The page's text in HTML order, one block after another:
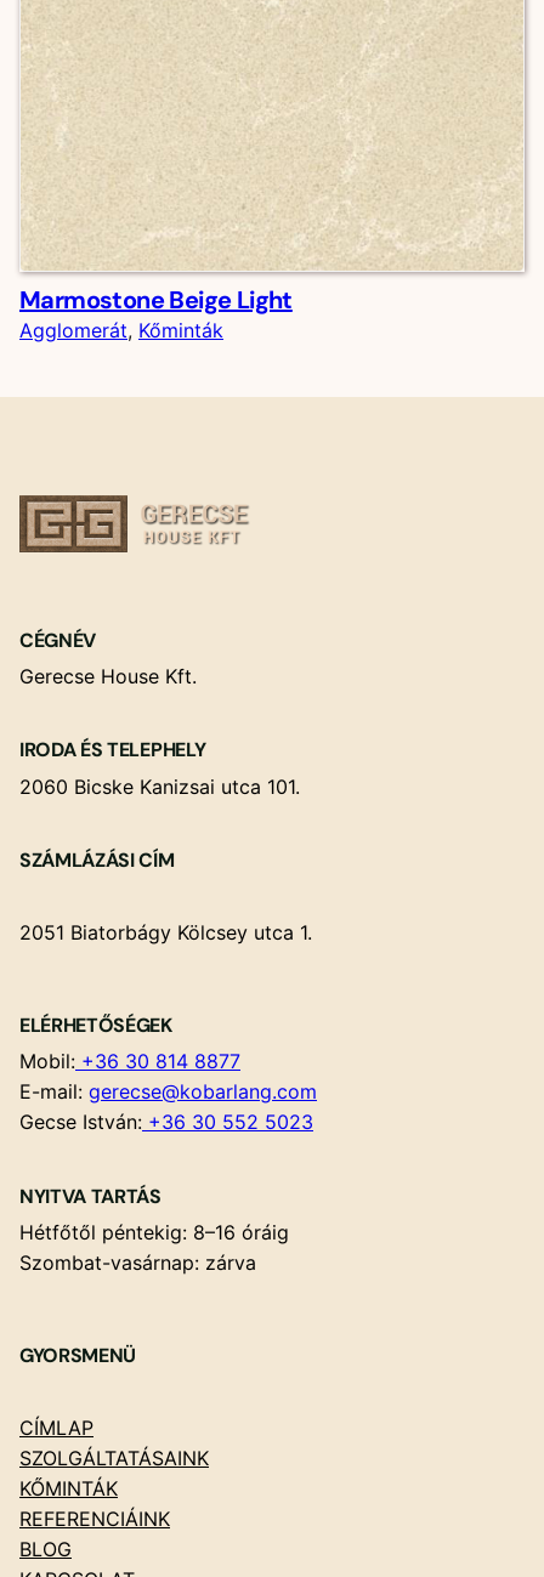
Marmostone Beige Light
Agglomerát, Kőminták
CÉGNÉV
Gerecse House Kft.
IRODA ÉS TELEPHELY
2060 Bicske Kanizsai utca 101.
SZÁMLÁZÁSI CÍM
2051 Biatorbágy Kölcsey utca 1.
ELÉRHETŐSÉGEK
Mobil: +36 30 814 8877
E-mail: gerecse@kobarlang.com
Gecse István: +36 30 552 5023
NYITVA TARTÁS
Hétfőtől péntekig: 8–16 óráig
Szombat-vasárnap: zárva
GYORSMENÜ
CÍMLAP
SZOLGÁLTATÁSAINK
KŐMINTÁK
REFERENCIÁINK
BLOG